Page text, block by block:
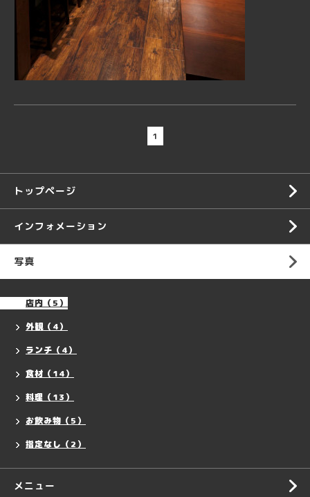
1
トップページ
インフォメーション
写真
店内（5）
外観（4）
ランチ（4）
食材（14）
料理（13）
お飲み物（5）
指定なし（2）
メニュー